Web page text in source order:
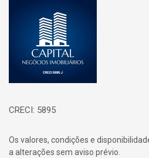
CRECI: 5895
Os valores, condições e
a alterações sem aviso prévio.